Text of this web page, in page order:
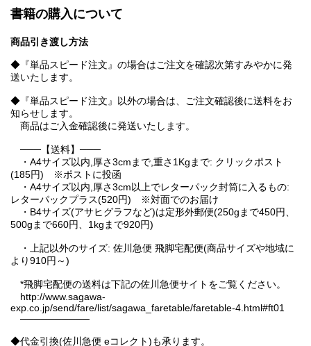
書籍の購入について
商品引き渡し方法
◆『単品スピード注文』の場合はご注文を確認次第すみやかに発
送いたします。
◆『単品スピード注文』以外の場合は、ご注文確認後に送料をお
知らせします。
商品はご入金確認後に発送いたします。
───【送料】───
・A4サイズ以内,厚さ3cmまで,重さ1Kgまで: クリックポスト
(185円) ※ポストに投函
・A4サイズ以内,厚さ3cm以上でレターパック封筒に入るもの:
レターパックプラス(520円) ※対面でのお届け
・B4サイズ(アサヒグラフなど)は定形外郵便(250gまで450円、
500gまで660円、1kgまで920円)
・上記以外のサイズ: 佐川急便 飛脚宅配便(商品サイズや地域に
より910円～)
*飛脚宅配便の送料は下記の佐川急便サイトをご覧ください。
http://www.sagawa-
exp.co.jp/send/fare/list/sagawa_faretable/faretable-4.html#ft01
──────────
◆代金引換(佐川急便 eコレクト)も承ります。